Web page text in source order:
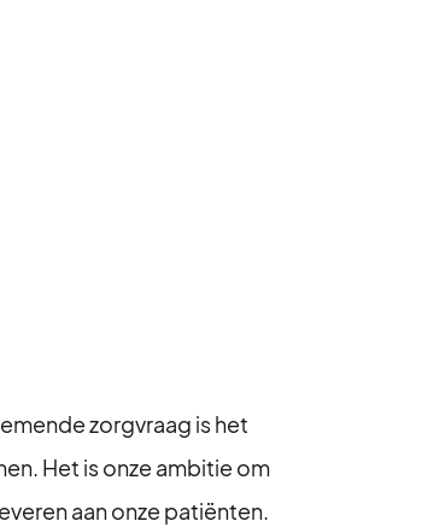
zorgvraag is het
Het is onze ambitie om
aan onze patiënten.